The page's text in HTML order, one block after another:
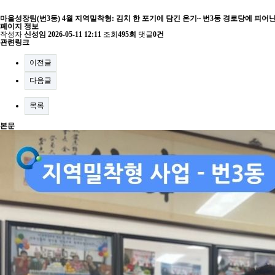
마을성장팀(번3동) 4월 지역밀착형: 김치 한 포기에 담긴 온기~ 번3동 경로당에 피어
페이지 정보
작성자 신성임 2026-05-11 12:11 조회 495회 댓글0건
관련링크
이전글
다음글
목록
본문